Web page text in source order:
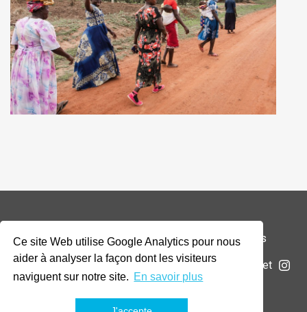
Ce site Web utilise Google Analytics pour nous
aider à analyser la façon dont les visiteurs
naviguent sur notre site. En savoir plus
© 2026 Addax & Oryx Foundation —Mentions légales
La Fondation Projets Actualités Soumettre un projet